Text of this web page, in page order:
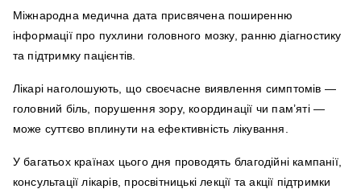
Міжнародна медична дата присвячена поширенню
інформації про пухлини головного мозку, ранню діагностику
та підтримку пацієнтів.
Лікарі наголошують, що своєчасне виявлення симптомів —
головний біль, порушення зору, координації чи пам’яті —
може суттєво вплинути на ефективність лікування.
У багатьох країнах цього дня проводять благодійні кампанії,
консультації лікарів, просвітницькі лекції та акції підтримки